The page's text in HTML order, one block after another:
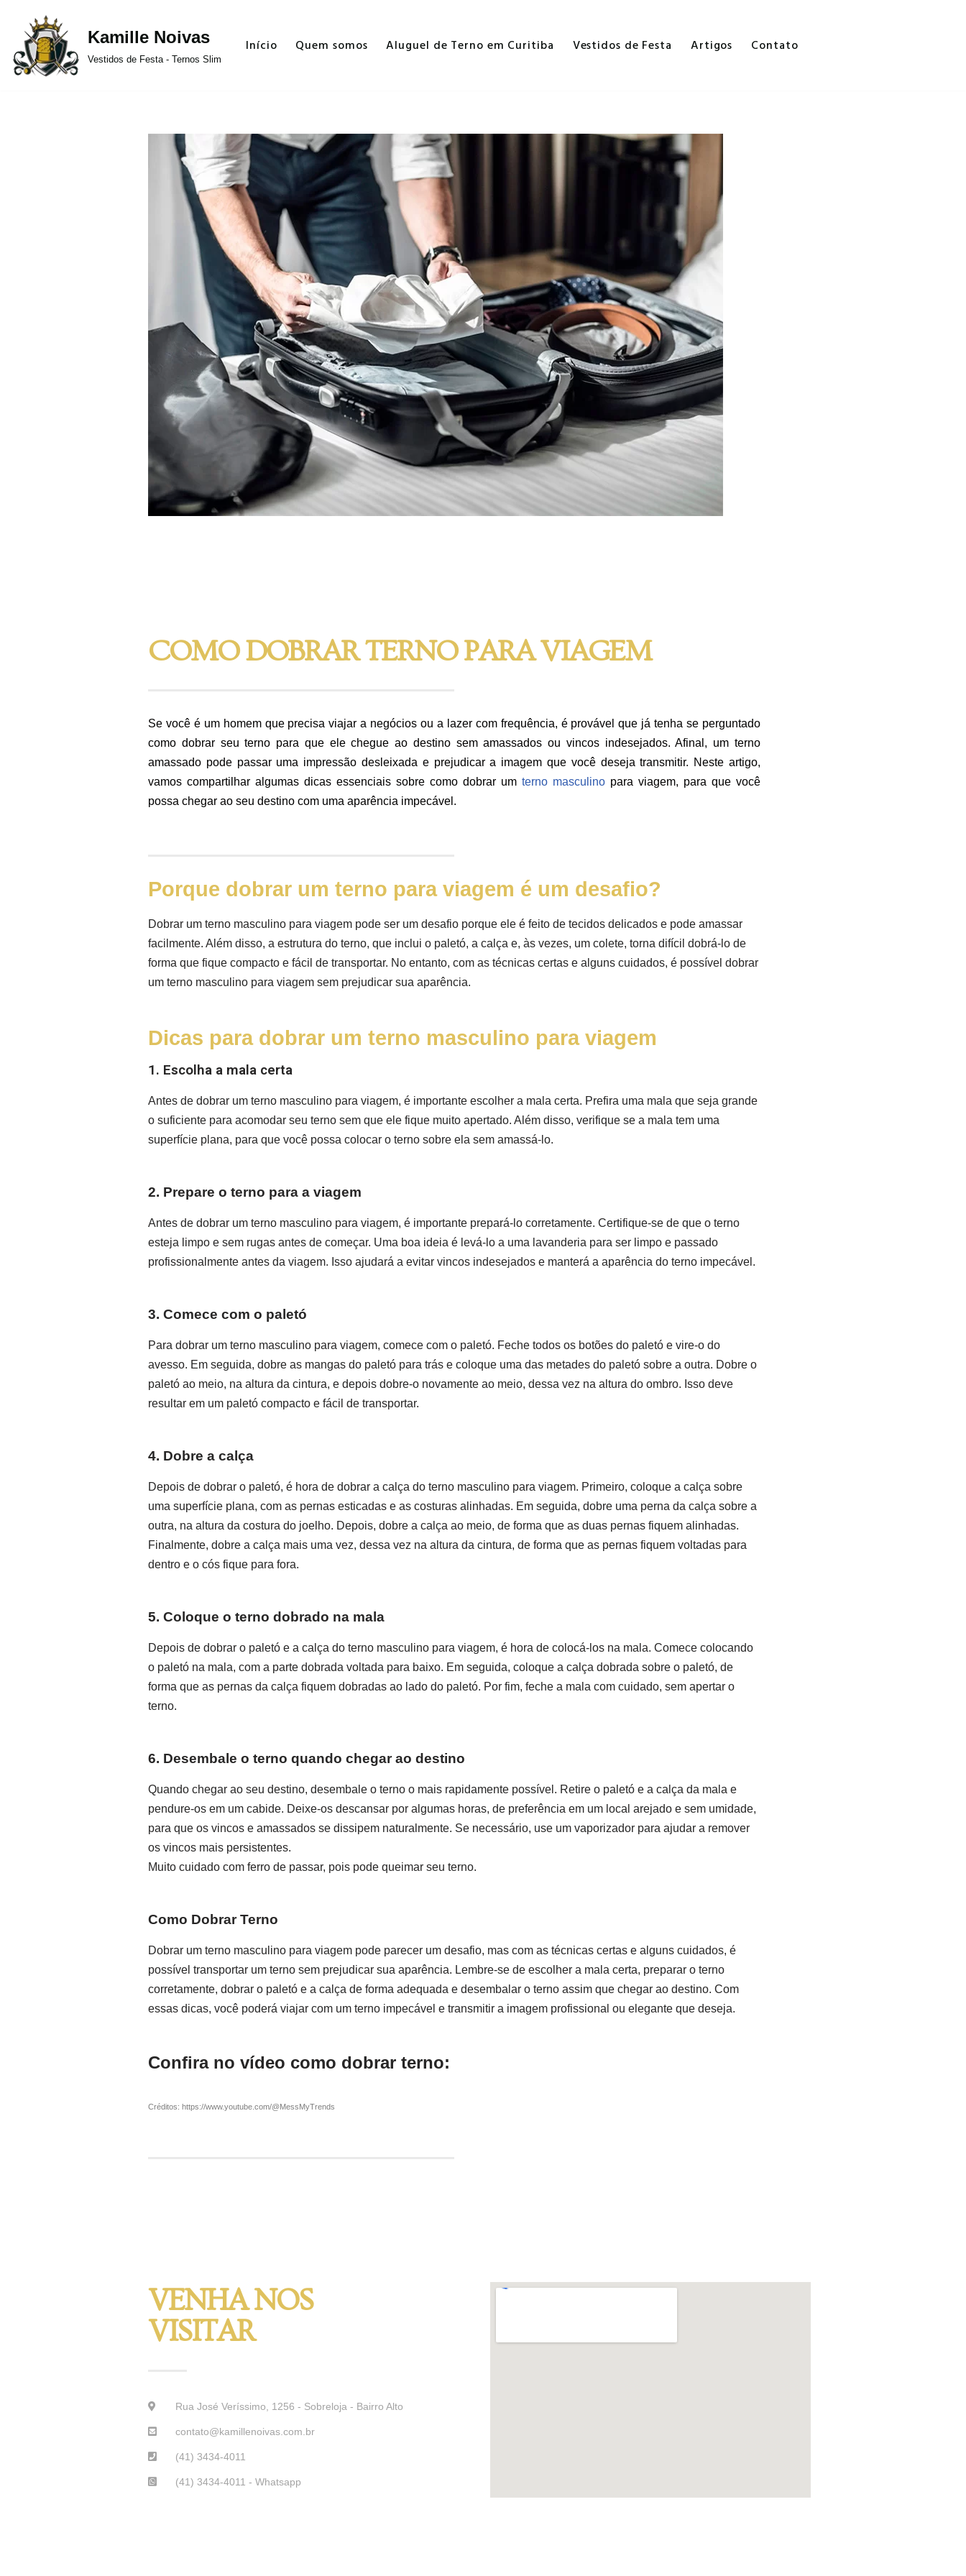
Pular
para
o
Kamille Noivas
Vestidos de Festa - Ternos Slim
Início Quem somos Aluguel de Terno em Curitiba Vestidos de Festa Artigos Contato
COMO DOBRAR TERNO PARA VIAGEM
Se você é um homem que precisa viajar a negócios ou a lazer com frequência, é provável que já tenha se perguntado
como dobrar seu terno para que ele chegue ao destino sem amassados ou vincos indesejados. Afinal, um terno
amassado pode passar uma impressão desleixada e prejudicar a imagem que você deseja transmitir. Neste artigo,
vamos compartilhar algumas dicas essenciais sobre como dobrar um terno masculinopara viagem, para que você
possa chegar ao seu destino com uma aparência impecável.
Porque dobrar um terno para viagem é um desafio?
Dobrar um terno masculino para viagem pode ser um desafio porque ele é feito de tecidos delicados e pode amassar
facilmente. Além disso, a estrutura do terno, que inclui o paletó, a calça e, às vezes, um colete, torna difícil dobrá-lo de
forma que fique compacto e fácil de transportar. No entanto, com as técnicas certas e alguns cuidados, é possível dobrar
um terno masculino para viagem sem prejudicar sua aparência.
Dicas para dobrar um terno masculino para viagem
1. Escolha a mala certa
Antes de dobrar um terno masculino para viagem, é importante escolher a mala certa. Prefira uma mala que seja grande
o suficiente para acomodar seu terno sem que ele fique muito apertado. Além disso, verifique se a mala tem uma
superfície plana, para que você possa colocar o terno sobre ela sem amassá-lo.
2. Prepare o terno para a viagem
Antes de dobrar um terno masculino para viagem, é importante prepará-lo corretamente. Certifique-se de que o terno
esteja limpo e sem rugas antes de começar. Uma boa ideia é levá-lo a uma lavanderia para ser limpo e passado
profissionalmente antes da viagem. Isso ajudará a evitar vincos indesejados e manterá a aparência do terno impecável.
3. Comece com o paletó
Para dobrar um terno masculino para viagem, comece com o paletó. Feche todos os botões do paletó e vire-o do
avesso. Em seguida, dobre as mangas do paletó para trás e coloque uma das metades do paletó sobre a outra. Dobre o
paletó ao meio, na altura da cintura, e depois dobre-o novamente ao meio, dessa vez na altura do ombro. Isso deve
resultar em um paletó compacto e fácil de transportar.
4. Dobre a calça
Depois de dobrar o paletó, é hora de dobrar a calça do terno masculino para viagem. Primeiro, coloque a calça sobre
uma superfície plana, com as pernas esticadas e as costuras alinhadas. Em seguida, dobre uma perna da calça sobre a
outra, na altura da costura do joelho. Depois, dobre a calça ao meio, de forma que as duas pernas fiquem alinhadas.
Finalmente, dobre a calça mais uma vez, dessa vez na altura da cintura, de forma que as pernas fiquem voltadas para
dentro e o cós fique para fora.
5. Coloque o terno dobrado na mala
Depois de dobrar o paletó e a calça do terno masculino para viagem, é hora de colocá-los na mala. Comece colocando
o paletó na mala, com a parte dobrada voltada para baixo. Em seguida, coloque a calça dobrada sobre o paletó, de
forma que as pernas da calça fiquem dobradas ao lado do paletó. Por fim, feche a mala com cuidado, sem apertar o
terno.
6. Desembale o terno quando chegar ao destino
Quando chegar ao seu destino, desembale o terno o mais rapidamente possível. Retire o paletó e a calça da mala e
pendure-os em um cabide. Deixe-os descansar por algumas horas, de preferência em um local arejado e sem umidade,
para que os vincos e amassados se dissipem naturalmente. Se necessário, use um vaporizador para ajudar a remover
os vincos mais persistentes.
Muito cuidado com ferro de passar, pois pode queimar seu terno.
Como Dobrar Terno
Dobrar um terno masculino para viagem pode parecer um desafio, mas com as técnicas certas e alguns cuidados, é
possível transportar um terno sem prejudicar sua aparência. Lembre-se de escolher a mala certa, preparar o terno
corretamente, dobrar o paletó e a calça de forma adequada e desembalar o terno assim que chegar ao destino. Com
essas dicas, você poderá viajar com um terno impecável e transmitir a imagem profissional ou elegante que deseja.
Confira no vídeo como dobrar terno:
Créditos: https://www.youtube.com/@MessMyTrends
VENHA NOS
VISITAR
Rua José Veríssimo, 1256 - Sobreloja - Bairro Alto
contato@kamillenoivas.com.br
(41) 3434-4011
(41) 3434-4011 - Whatsapp